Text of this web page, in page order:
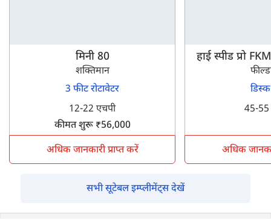
मिनी 80
शक्तिमान
3 फीट रोटावेटर
12-22 एचपी
कीमत शुरू ₹56,000
अधिक जानकारी प्राप्त करें
हाई स्पीड प्रो
45-55
अधिक
सभी सूटेबल इम्प्लीमेंट्स देखें